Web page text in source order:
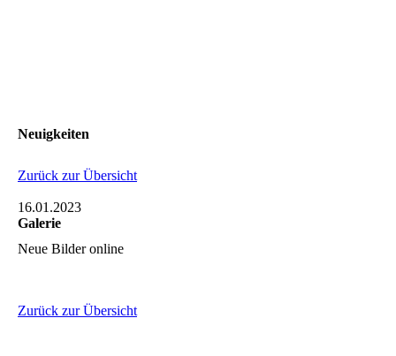
Neuigkeiten
Zurück zur Übersicht
16.01.2023
Galerie
Neue Bilder online
Zurück zur Übersicht